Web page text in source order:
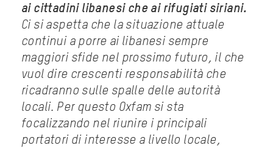
ai cittadini libanesi che ai rifugiati siriani.
Ci si aspetta che la situazione attuale
continui a porre ai libanesi sempre
maggiori sfide nel prossimo futuro, il che
vuol dire crescenti responsabilità che
ricadranno sulle spalle delle autorità
locali. Per questo Oxfam si sta
focalizzando nel riunire i principali
portatori di interesse a livello locale,